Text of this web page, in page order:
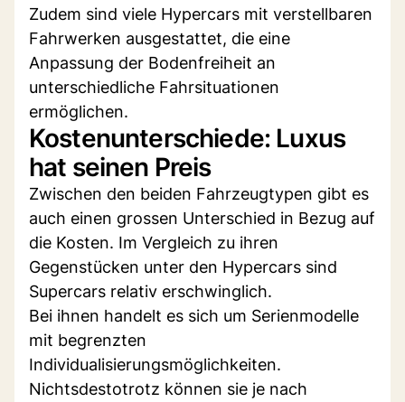
Zudem sind viele Hypercars mit verstellbaren
Fahrwerken ausgestattet, die eine
Anpassung der Bodenfreiheit an
unterschiedliche Fahrsituationen
ermöglichen.
Kostenunterschiede: Luxus
hat seinen Preis
Zwischen den beiden Fahrzeugtypen gibt es
auch einen grossen Unterschied in Bezug auf
die Kosten. Im Vergleich zu ihren
Gegenstücken unter den Hypercars sind
Supercars relativ erschwinglich.
Bei ihnen handelt es sich um Serienmodelle
mit begrenzten
Individualisierungsmöglichkeiten.
Nichtsdestotrotz können sie je nach